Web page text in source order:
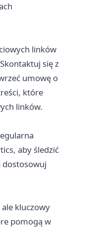
linków
się z
umowę o
które
linków.
aby śledzić
dostosowuj
kluczowy
pomogą w